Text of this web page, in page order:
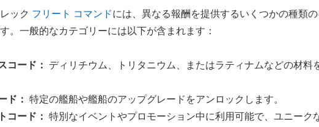
ック フリート コマンドには、異なる報酬を提供するいくつかの種類
。一般的なカテゴリーには以下が含まれます：
コード：
ディリチウム、トリタニウム、またはラティナムなどの材料
ド： 特定の艦船や艦船のアップグレードをアンロックします。
コード： 特別なイベントやプロモーション中に利用可能で、ユニーク